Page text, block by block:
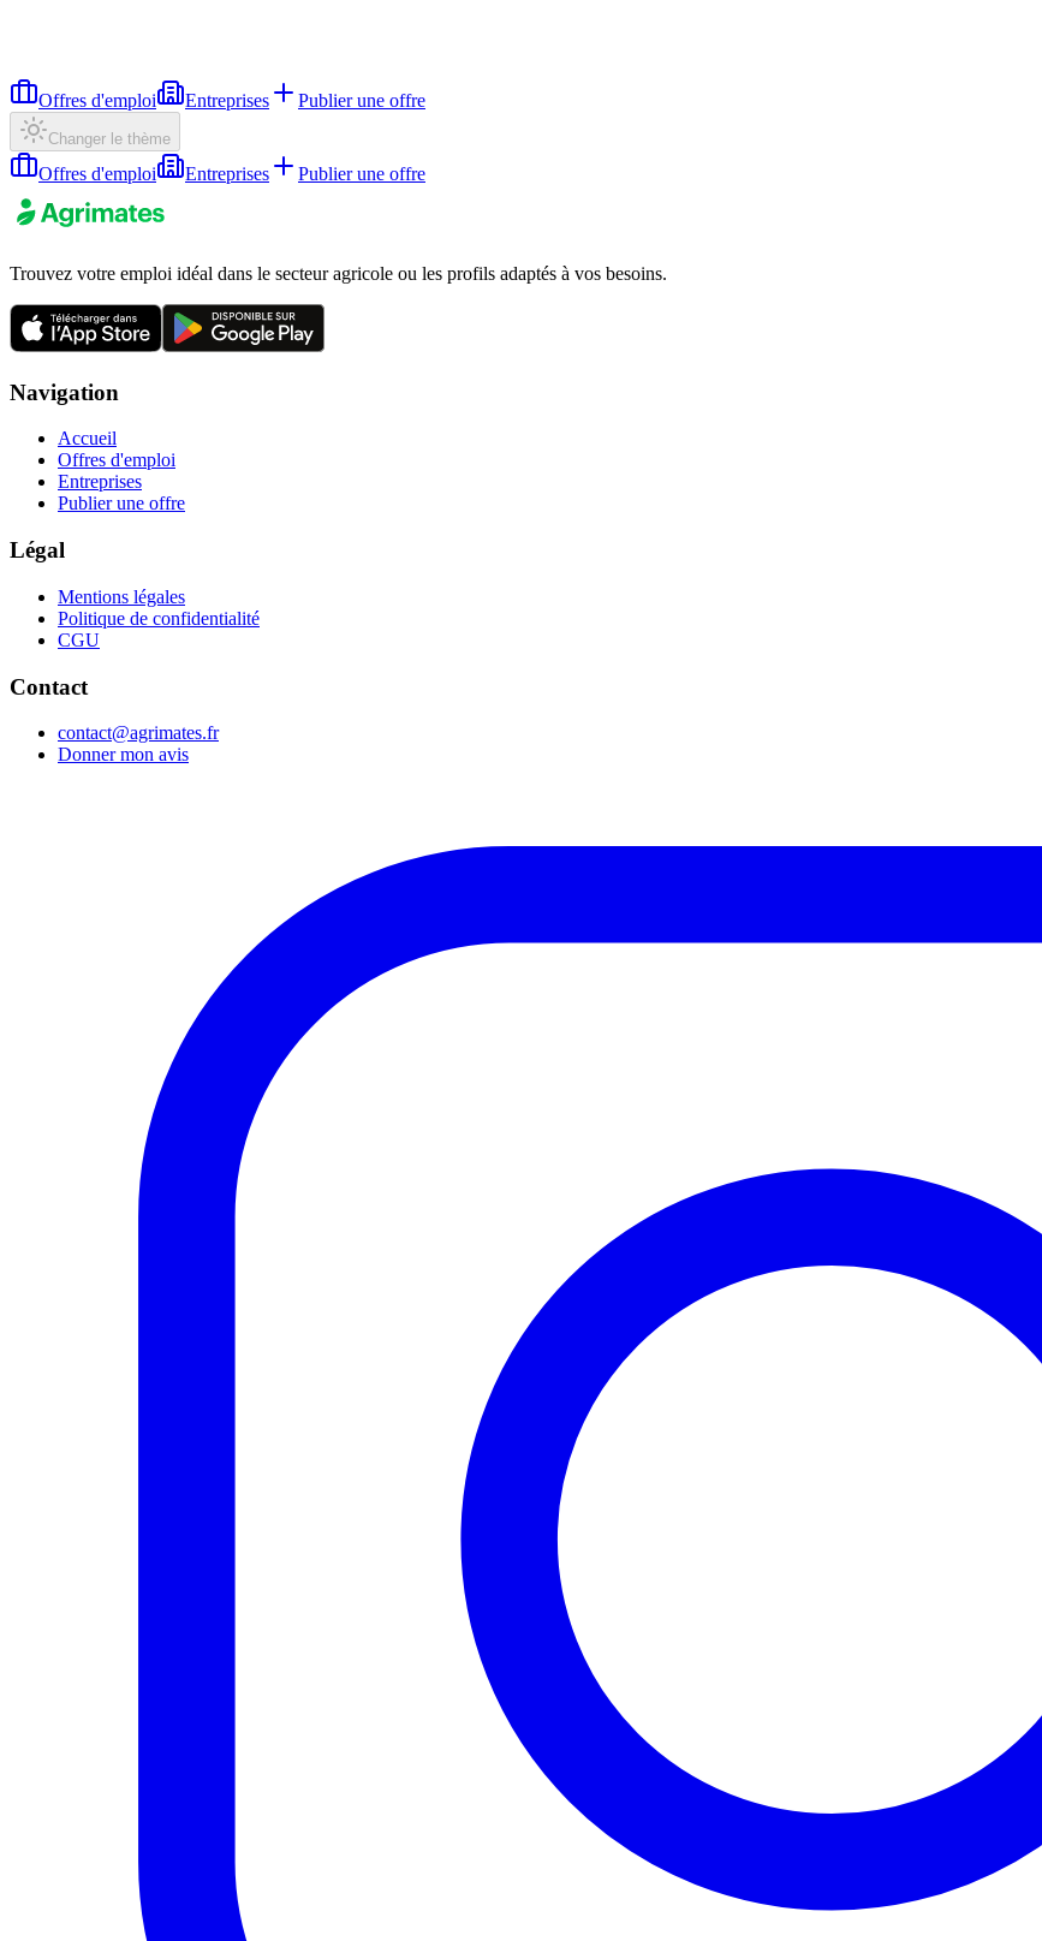
Offres d'emploi Entreprises Publier une offre
Changer le thème
Offres d'emploi Entreprises Publier une offre
Trouvez votre emploi idéal dans le secteur agricole ou les profils adaptés à vos besoins.
Navigation
Accueil
Offres d'emploi
Entreprises
Publier une offre
Légal
Mentions légales
Politique de confidentialité
CGU
Contact
contact@agrimates.fr
Donner mon avis